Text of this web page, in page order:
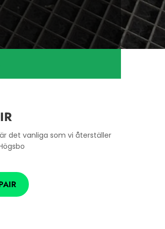
det vanliga som vi återställer